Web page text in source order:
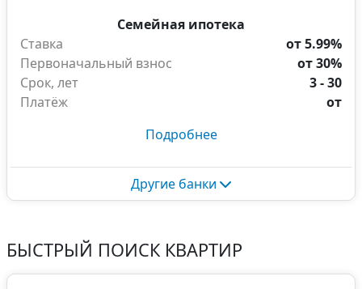
Семейная ипотека
Ставка
от 5.99%
Первоначальный взнос
от 30%
Срок, лет
3 - 30
Платёж
от
Подробнее
Другие банки
БЫСТРЫЙ ПОИСК КВАРТИР